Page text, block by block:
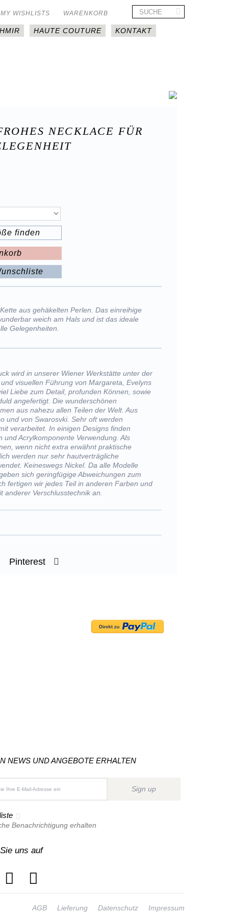
WARENKORB
MY WISHLISTS
HAUTE COUTURE KONTAKT
NECKLACE FÜR
finden
aus gehäkelten Perlen. Das einreihige
weich am Hals und ist das ideale
Gelegenheiten.
wird in unserer Wiener Werkstätte unter der
visuellen Führung von Margareta, Evelyns
Liebe zum Detail, profunden Können, sowie
angefertigt. Die wunderschönen
aus nahezu allen Teilen der Welt. Aus
und von Swarosvki. Sehr oft werden
verarbeitet. In einigen Designs finden
und Acrylkomponente Verwendung. Als
wenn nicht extra erwähnt praktische
werden nur sehr hautverträgliche
Keineswegs Nickel. Da alle Modelle
sich geringfügige Abweichungen zum
fertigen wir jedes Teil in anderen Farben und
anderer Verschlusstechnik an.
Pinterest
NEWS UND ANGEBOTE ERHALTEN
Sign up
Benachrichtigung erhalten
uns auf
AGB Lieferung Datenschutz Impressum